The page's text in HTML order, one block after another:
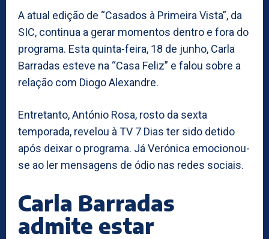
A atual edição de “Casados à Primeira Vista”, da
SIC, continua a gerar momentos dentro e fora do
programa. Esta quinta-feira, 18 de junho, Carla
Barradas esteve na “Casa Feliz” e falou sobre a
relação com Diogo Alexandre.
Entretanto, António Rosa, rosto da sexta
temporada, revelou à TV 7 Dias ter sido detido
após deixar o programa. Já Verónica emocionou-
se ao ler mensagens de ódio nas redes sociais.
Carla Barradas
admite estar